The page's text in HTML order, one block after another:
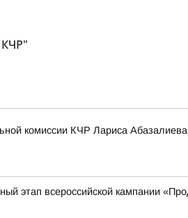
комиссии КЧР Лариса
этап всероссийской кампании